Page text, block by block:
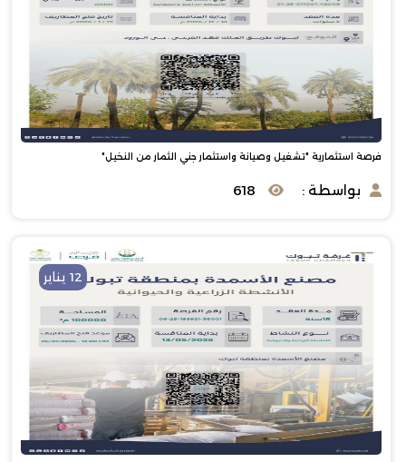
فرصة استثمارية "تشغيل وصيانة واستثمار جني الثمار من النخيل"
بواسطة : 618
12 يناير